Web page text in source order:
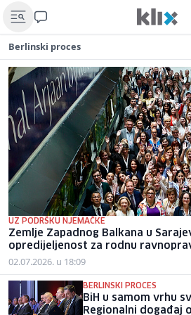
Berlinski proces
UZ PODRŠKU NJEMAČKE
Zemlje Zapadnog Balkana u
opredijeljenost za rodnu
02.07.2026. u 18:09
BERLINSKI PROCES
BiH u samom vrhu
Regionalni događaj